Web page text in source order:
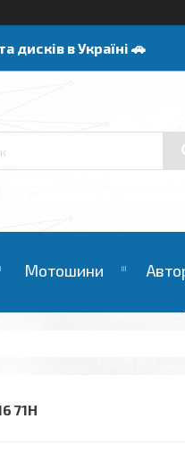
дисків в Україні 🚗
Мотошини
71H